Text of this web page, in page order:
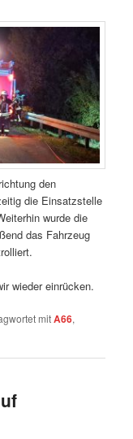
den
die Einsatzstelle
wurde die
das Fahrzeug
wieder einrücken.
mitA66,